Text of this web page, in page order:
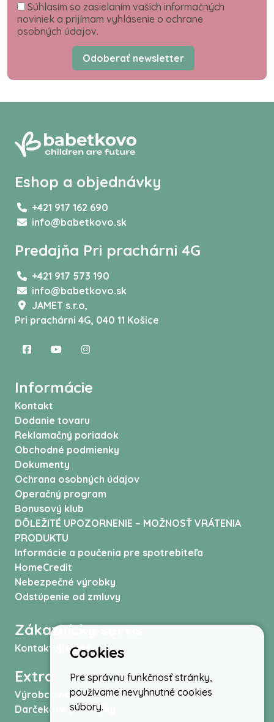
Súhlasím so zasielaním vašich informačných
noviniek a prijímam vyhlásenie o ochrane
osobných údajov.
Odoberať newsletter
Eshop a objednávky
+421 917 162 690
info@babetkovo.sk
Predajňa Pri prachárni 4G
+421 917 573 190
info@babetkovo.sk
JAMET s.r.o,
Pri prachárni 4G, 040 11 Košice
Informácie
Kontakt
Dodanie tovaru
Reklamačný poriadok
Obchodné podmienky
Dokumenty
Ochrana osobných údajov
Operačný program
Bonusový klub
DÔLEŽITÉ UPOZORNENIE – MOŽNOSŤ VRÁTENIA
PRODUKTU
Informácie a poučenia pre spotrebiteľa
HomeCredit
Nebezpečné výrobky
Odstúpenie od zmluvy
Zákaznícky servis
Kontaktujte nás
Extra
Výrobcovia
Darčekové poukážky
Cookies
Pre správnu funkčnosť stránky,
používame nevyhnutné cookies
súbory.